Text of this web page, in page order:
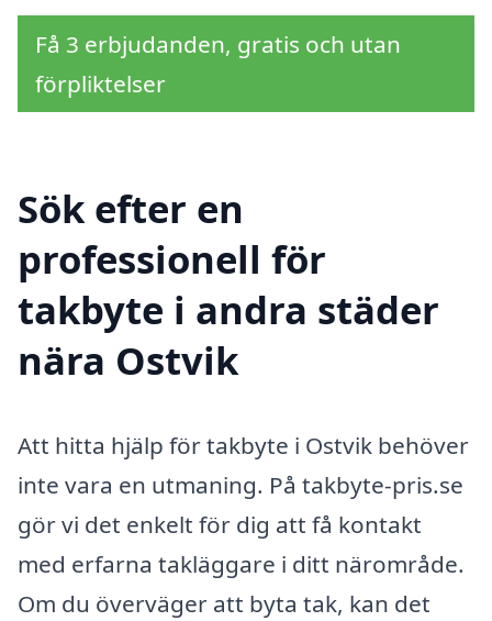
Få 3 erbjudanden, gratis och utan
förpliktelser
Sök efter en
professionell för
takbyte i andra städer
nära Ostvik
Att hitta hjälp för takbyte i Ostvik behöver
inte vara en utmaning. På takbyte-pris.se
gör vi det enkelt för dig att få kontakt
med erfarna takläggare i ditt närområde.
Om du överväger att byta tak, kan det